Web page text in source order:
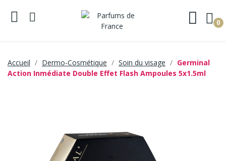
0
Accueil Dermo-Cosmétique Soin du visage
Germinal
Action Inmédiate Double Effet Flash Ampoules 5x1.5ml